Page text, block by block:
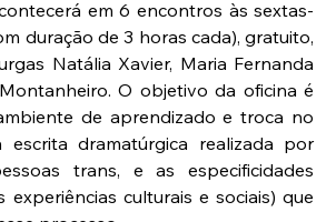
em 6 encontros às sextas-
duração de 3 horas cada), gratuito,
Natália Xavier, Maria Fernanda
O objetivo da oficina é
de aprendizado e troca no
escrita dramatúrgica realizada por
trans, e as especificidades
experiências culturais e sociais) que